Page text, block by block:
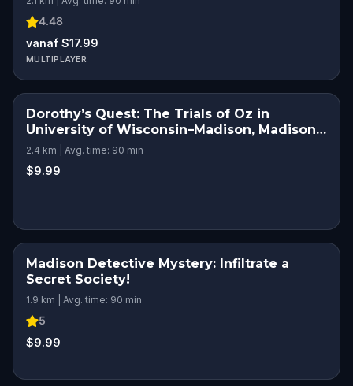
4.48
vanaf $17.99
MULTIPLAYER
Dorothy’s Quest: The Trials of Oz in
University of Wisconsin–Madison, Madison,
WI
2.4 km | Avg. time: 90 min
$9.99
Madison Detective Mystery: Infiltrate a
Secret Society!
1.9 km | Avg. time: 90 min
5
$9.99